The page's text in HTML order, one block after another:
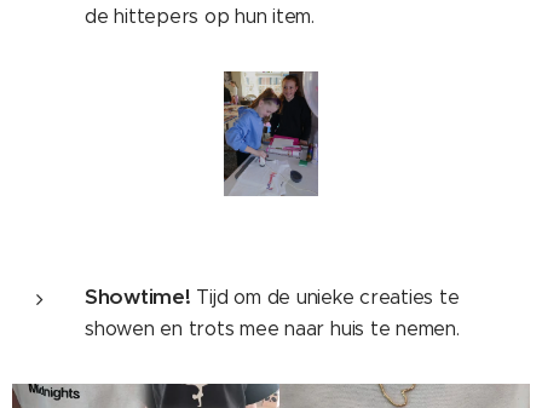
de hittepers op hun item.
Showtime! Tijd om de unieke creaties te
showen en trots mee naar huis te nemen.